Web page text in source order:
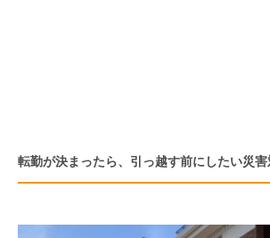
転勤が決まったら、引っ越す前にしたい災害